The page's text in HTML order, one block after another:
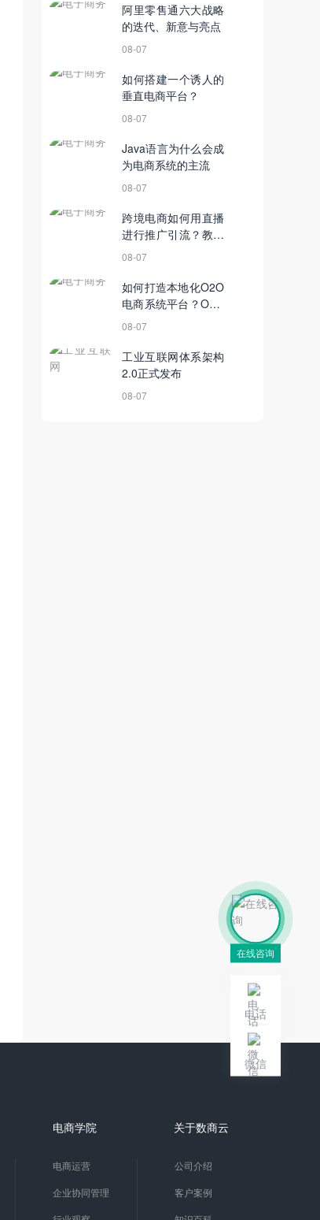
阿里零售通六大战略
的迭代、新意与亮点
08-07
如何搭建一个诱人的
垂直电商平台？
08-07
Java语言为什么会成
为电商系统的主流
08-07
跨境电商如何用直播
进行推广引流？教你
规划品牌直播营销
08-07
如何打造本地化O2O
电商系统平台？O2O
商城网站开发找数商
08-07
工业互联网体系架构
2.0正式发布
08-07
电商学院
电商运营
企业协同管理
关于数商云
公司介绍
客户案例
在线咨询
电话
微信